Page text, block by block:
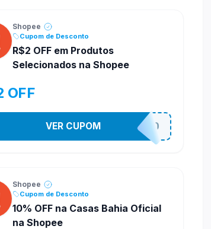
Shopee
Cupom de Desconto
R$2 OFF em Produtos
Selecionados na Shopee
OFF
VNOXVHJFD
VER CUPOM
Shopee
Cupom de Desconto
10% OFF na Casas Bahia Oficial
na Shopee